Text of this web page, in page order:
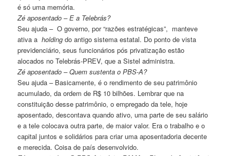
é só uma memória.
Zé aposentado – E a Telebrás?
Seu ajuda – O governo, por “razões estratégicas”, manteve
ativa aholding do antigo sistema estatal. Do ponto de vista
previdenciário, seus funcionários pós privatização estão
alocados no Telebrás-PREV, que a Sistel administra.
Zé aposentado – Quem sustenta o PBS-A?
Seu ajuda – Basicamente, é o rendimento de seu patrimônio
acumulado, da ordem de R$ 10 bilhões. Lembrar que na
constituição desse patrimônio, o empregado da tele, hoje
aposentado, descontava quando ativo, uma parte de seu salário
e a tele colocava outra parte, de maior valor. Era o trabalho e o
capital juntos e solidários para criar uma aposentadoria decente
e merecida. Coisa de país desenvolvido.